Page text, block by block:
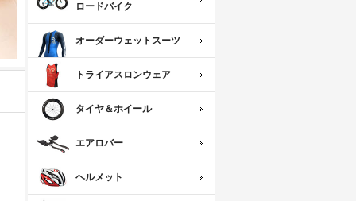
ロードバイク
オーダーウェットスーツ
トライアスロンウェア
タイヤ＆ホイール
エアロバー
ヘルメット